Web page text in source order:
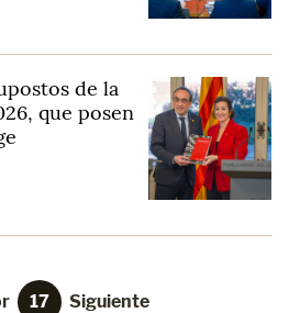
de la
que posen
17 Siguiente